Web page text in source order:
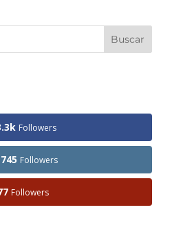
Followers
745 Followers
Followers